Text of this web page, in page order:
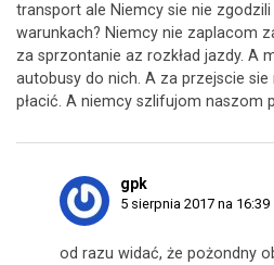
transport ale Niemcy sie nie
warunkach? Niemcy nie zaplacom
za sprzontanie az rozkład jazdy. A
autobusy do nich. A za przejscie
płacić. A niemcy szlifujom naszom
gpk
5 sierpnia 2017 na 16:39
od razu widać, że pożondny